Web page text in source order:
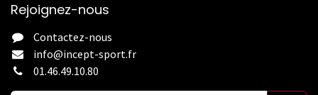
Rejoignez-nous
Contactez-nous
info@incept-sport.fr
01.46.49.10.80